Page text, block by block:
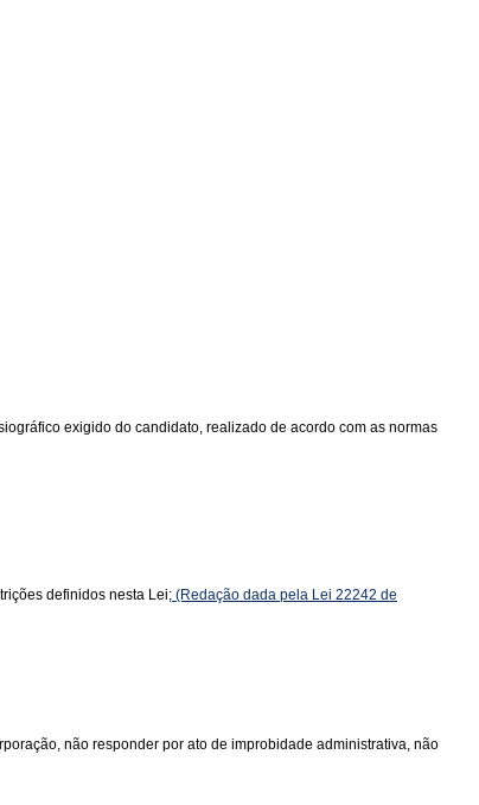
exigido do candidato, realizado de acordo com as normas
definidos nesta Lei; (Redação dada pela Lei 22242 de
não responder por ato de improbidade administrativa, não